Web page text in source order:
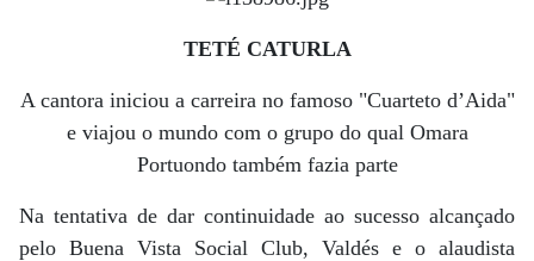
TETÉ CATURLA
A cantora iniciou a carreira no famoso "Cuarteto d’Aida"
e viajou o mundo com o grupo do qual Omara
Portuondo também fazia parte
Na tentativa de dar continuidade ao sucesso alcançado
pelo Buena Vista Social Club, Valdés e o alaudista